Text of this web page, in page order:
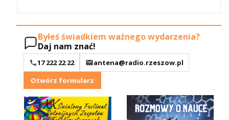
Byłeś świadkiem ważnego wydarzenia?
Daj nam znać!
17 222 22 22
antena@radio.rzeszow.pl
Otwórz formularz